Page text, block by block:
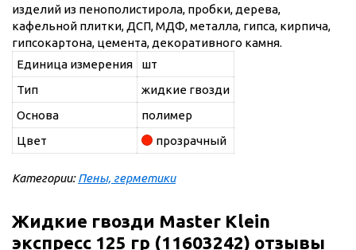
изделий из пенополистирола, пробки, дерева,
кафельной плитки, ДСП, МДФ, металла, гипса, кирпича,
гипсокартона, цемента, декоративного камня.
Единица измерения
шт
Тип
жидкие гвозди
Основа
полимер
Цвет
прозрачный
Категории:Пены, герметики
Жидкие гвозди Master Klein
экспресс 125 гр (11603242) отзывы